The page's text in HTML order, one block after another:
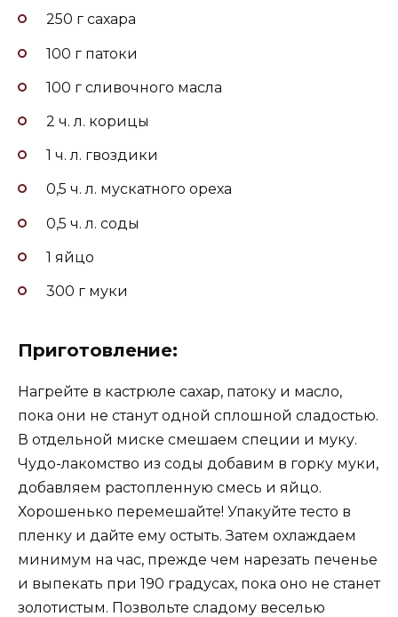
250 г сахара
100 г патоки
100 г сливочного масла
2 ч. л. корицы
1 ч. л. гвоздики
0,5 ч. л. мускатного ореха
0,5 ч. л. соды
1 яйцо
300 г муки
Приготовление:
Нагрейте в кастрюле сахар, патоку и масло,
пока они не станут одной сплошной сладостью.
В отдельной миске смешаем специи и муку.
Чудо-лакомство из соды добавим в горку муки,
добавляем растопленную смесь и яйцо.
Хорошенько перемешайте! Упакуйте тесто в
пленку и дайте ему остыть. Затем охлаждаем
минимум на час, прежде чем нарезать печенье
и выпекать при 190 градусах, пока оно не станет
золотистым. Позвольте сладому веселью